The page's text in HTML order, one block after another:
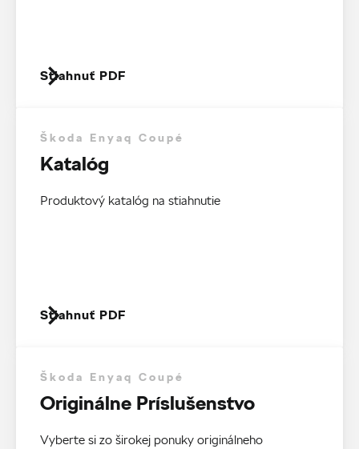
Stiahnuť PDF
Škoda Enyaq Coupé
Katalóg
Produktový katalóg na stiahnutie
Stiahnuť PDF
Škoda Enyaq Coupé
Originálne Príslušenstvo
Vyberte si zo širokej ponuky originálneho